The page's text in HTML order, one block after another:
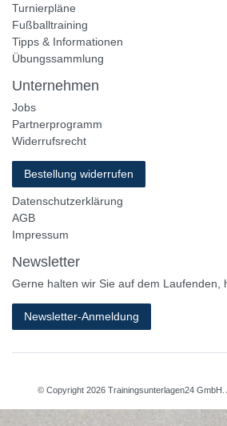
Turnierpläne
Fußballtraining
Tipps & Informationen
Übungssammlung
Unternehmen
Jobs
Partnerprogramm
Widerrufsrecht
Bestellung widerrufen
Datenschutzerklärung
AGB
Impressum
Newsletter
Gerne halten wir Sie auf dem Laufenden,
Newsletter-Anmeldung
© Copyright 2026 Trainingsunterlagen24 GmbH.